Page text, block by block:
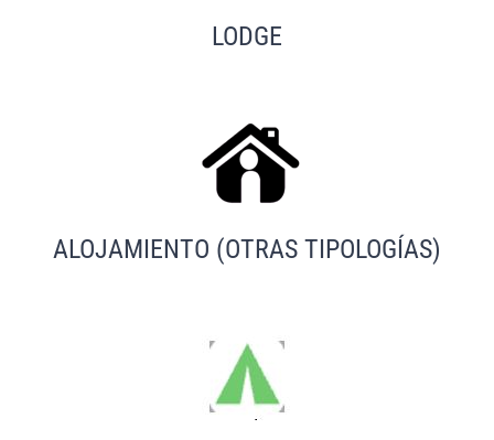
LODGE
ALOJAMIENTO (OTRAS TIPOLOGÍAS)